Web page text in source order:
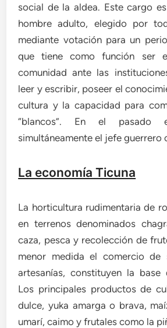
social de la aldea. Este cargo
hombre adulto, elegido por
mediante votación para un
que tiene como función ser
comunidad ante las
leer y escribir, poseer el
cultura y la capacidad para
“blancos”. En el pasado
simultáneamente el jefe guerrero
La economía Ticuna
La horticultura rudimentaria de
en terrenos denominados
caza, pesca y recolección de
menor medida el comercio de
artesanías, constituyen la base
Los principales productos de
dulce, yuka amarga o brava,
umarí, caimo y frutales como la